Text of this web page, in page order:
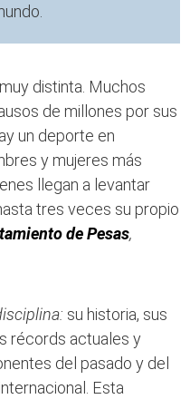
distinta. Muchos
de millones por sus
un deporte en
y mujeres más
llegan a levantar
tres veces su propio
de Pesas,
su historia, sus
récords actuales y
del pasado y del
Esta